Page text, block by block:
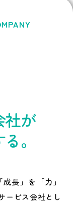
社が
。
長」を「力」
ービス会社とし